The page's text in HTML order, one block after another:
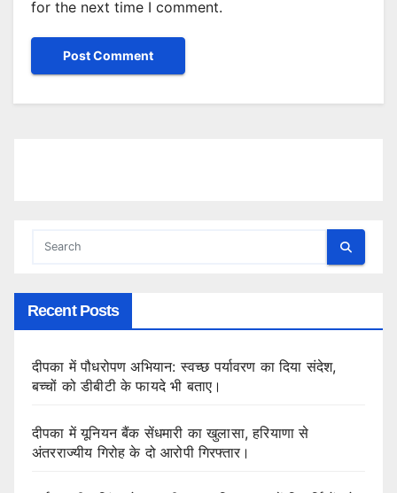
for the next time I comment.
Recent Posts
दीपका में पौधरोपण अभियान: स्वच्छ पर्यावरण का दिया संदेश,
बच्चों को डीबीटी के फायदे भी बताए।
दीपका में यूनियन बैंक सेंधमारी का खुलासा, हरियाणा से
अंतरराज्यीय गिरोह के दो आरोपी गिरफ्तार।